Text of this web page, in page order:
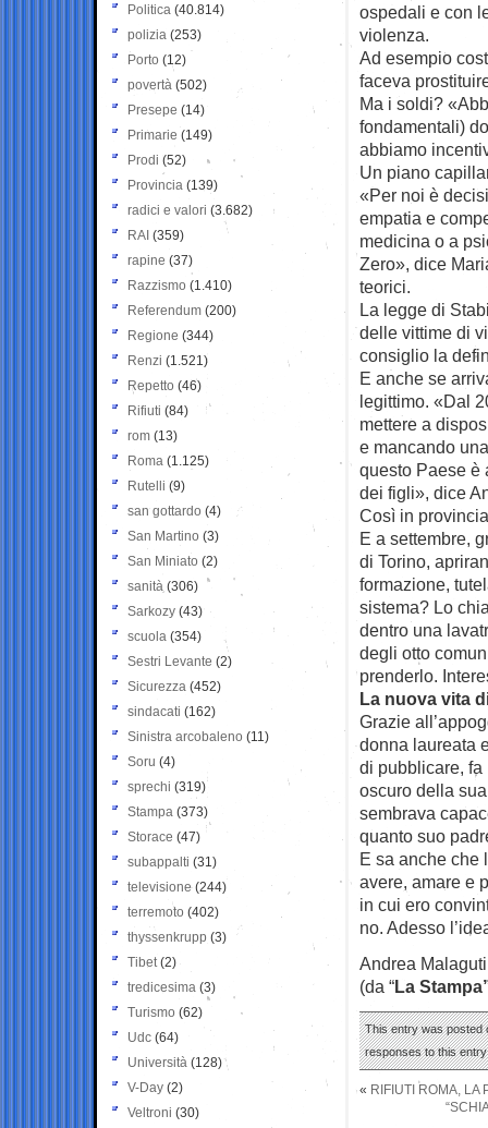
ospedali e con
violenza.
Ad esempio
faceva
Ma i soldi?
fondamentali)
abbiamo
Un piano
«Per noi è
empatia e
medicina o a
Zero», dice
teorici.
La legge di
delle vittime di
consiglio la
E anche se
legittimo. «Dal
mettere a
e mancando
questo Paese è
dei figli», dice
Così in
E a settembre,
di Torino,
formazione,
sistema? Lo
dentro una
degli otto
prenderlo.
La nuova vita
Grazie
donna laureata
di pubblicare,
oscuro della
sembrava
quanto suo
E sa anche che
avere, amare e
in cui ero
no. Adesso
Andrea Malaguti
(da “La
This entry was posted
responses to this
« RIFIUTI ROMA, LA
Politica (40.814)
polizia (253)
Porto (12)
povertà (502)
Presepe (14)
Primarie (149)
Prodi (52)
Provincia (139)
radici e valori (3.682)
RAI (359)
rapine (37)
Razzismo (1.410)
Referendum (200)
Regione (344)
Renzi (1.521)
Repetto (46)
Rifiuti (84)
rom (13)
Roma (1.125)
Rutelli (9)
san gottardo (4)
San Martino (3)
San Miniato (2)
sanità (306)
Sarkozy (43)
scuola (354)
Sestri Levante (2)
Sicurezza (452)
sindacati (162)
Sinistra arcobaleno (11)
Soru (4)
sprechi (319)
Stampa (373)
Storace (47)
subappalti (31)
televisione(244)
terremoto (402)
thyssenkrupp (3)
Tibet(2)
tredicesima (3)
Turismo (62)
Udc (64)
Università (128)
V-Day (2)
Veltroni (30)